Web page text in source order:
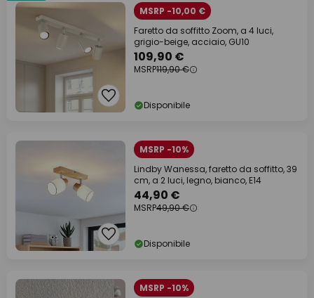
MSRP -10,00 €
Faretto da soffitto Zoom, a 4 luci,
grigio-beige, acciaio, GU10
109,90 €
MSRP119,90 €
Disponibile
MSRP -10%
Lindby Wanessa, faretto da soffitto, 39
cm, a 2 luci, legno, bianco, E14
44,90 €
MSRP49,90 €
Disponibile
MSRP -10%